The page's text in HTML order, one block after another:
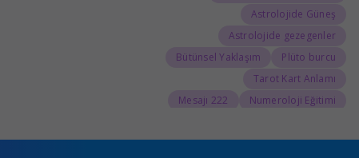
Astrolojide Güneş
Astrolojide gezegenler
Plüto burcu
Bütünsel Yaklaşım
Tarot Kart Anlamı
Numeroloji Eğitimi
222 Mesajı
888 Kariyer Anlamı